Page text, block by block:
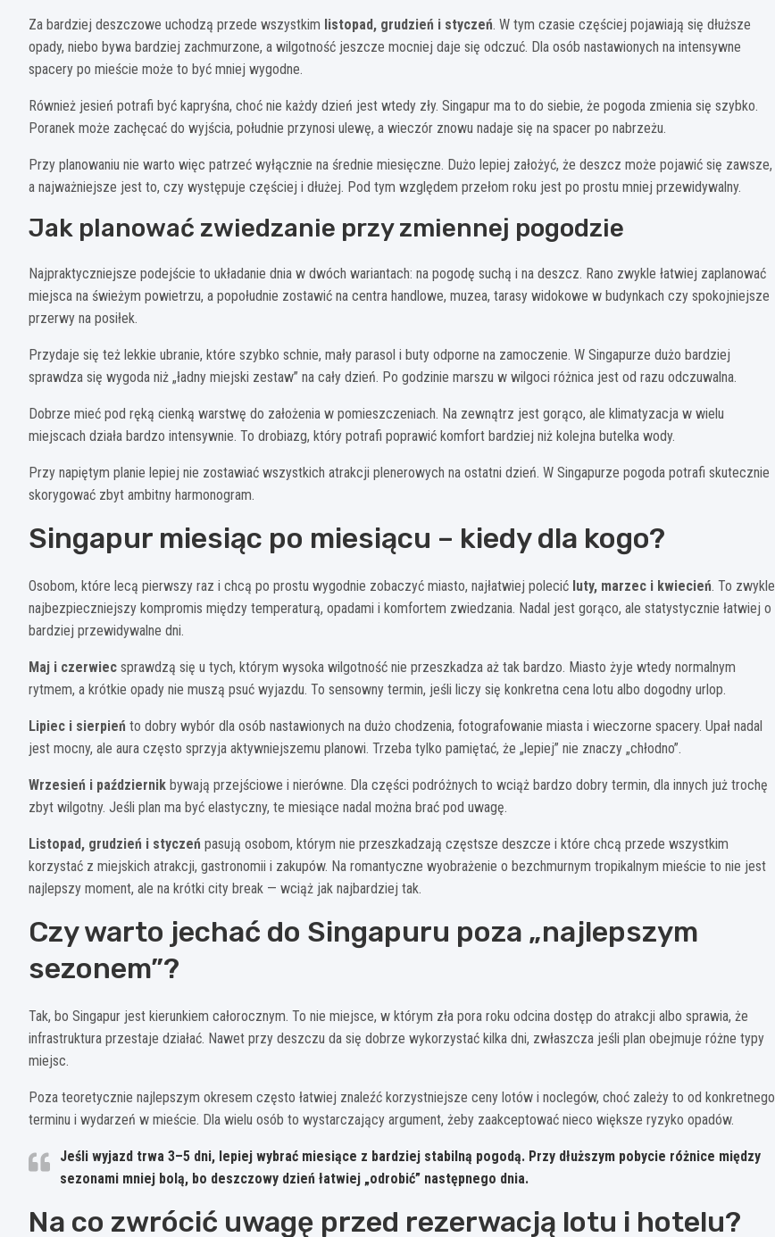
Za bardziej deszczowe uchodzą przede wszystkim listopad, grudzień i styczeń. W tym czasie częściej pojawiają się dłuższe
opady, niebo bywa bardziej zachmurzone, a wilgotność jeszcze mocniej daje się odczuć. Dla osób nastawionych na intensywne
spacery po mieście może to być mniej wygodne.
Również jesień potrafi być kapryśna, choć nie każdy dzień jest wtedy zły. Singapur ma to do siebie, że pogoda zmienia się szybko.
Poranek może zachęcać do wyjścia, południe przynosi ulewę, a wieczór znowu nadaje się na spacer po nabrzeżu.
Przy planowaniu nie warto więc patrzeć wyłącznie na średnie miesięczne. Dużo lepiej założyć, że deszcz może pojawić się zawsze,
a najważniejsze jest to, czy występuje częściej i dłużej. Pod tym względem przełom roku jest po prostu mniej przewidywalny.
Jak planować zwiedzanie przy zmiennej pogodzie
Najpraktyczniejsze podejście to układanie dnia w dwóch wariantach: na pogodę suchą i na deszcz. Rano zwykle łatwiej zaplanować
miejsca na świeżym powietrzu, a popołudnie zostawić na centra handlowe, muzea, tarasy widokowe w budynkach czy spokojniejsze
przerwy na posiłek.
Przydaje się też lekkie ubranie, które szybko schnie, mały parasol i buty odporne na zamoczenie. W Singapurze dużo bardziej
sprawdza się wygoda niż „ładny miejski zestaw” na cały dzień. Po godzinie marszu w wilgoci różnica jest od razu odczuwalna.
Dobrze mieć pod ręką cienką warstwę do założenia w pomieszczeniach. Na zewnątrz jest gorąco, ale klimatyzacja w wielu
miejscach działa bardzo intensywnie. To drobiazg, który potrafi poprawić komfort bardziej niż kolejna butelka wody.
Przy napiętym planie lepiej nie zostawiać wszystkich atrakcji plenerowych na ostatni dzień. W Singapurze pogoda potrafi skutecznie
skorygować zbyt ambitny harmonogram.
Singapur miesiąc po miesiącu – kiedy dla kogo?
Osobom, które lecą pierwszy raz i chcą po prostu wygodnie zobaczyć miasto, najłatwiej polecić luty, marzec i kwiecień. To zwykle
najbezpieczniejszy kompromis między temperaturą, opadami i komfortem zwiedzania. Nadal jest gorąco, ale statystycznie łatwiej o
bardziej przewidywalne dni.
Maj i czerwiec sprawdzą się u tych, którym wysoka wilgotność nie przeszkadza aż tak bardzo. Miasto żyje wtedy normalnym
rytmem, a krótkie opady nie muszą psuć wyjazdu. To sensowny termin, jeśli liczy się konkretna cena lotu albo dogodny urlop.
Lipiec i sierpień to dobry wybór dla osób nastawionych na dużo chodzenia, fotografowanie miasta i wieczorne spacery. Upał nadal
jest mocny, ale aura często sprzyja aktywniejszemu planowi. Trzeba tylko pamiętać, że „lepiej” nie znaczy „chłodno”.
Wrzesień i październik bywają przejściowe i nierówne. Dla części podróżnych to wciąż bardzo dobry termin, dla innych już trochę
zbyt wilgotny. Jeśli plan ma być elastyczny, te miesiące nadal można brać pod uwagę.
Listopad, grudzień i styczeń pasują osobom, którym nie przeszkadzają częstsze deszcze i które chcą przede wszystkim
korzystać z miejskich atrakcji, gastronomii i zakupów. Na romantyczne wyobrażenie o bezchmurnym tropikalnym mieście to nie jest
najlepszy moment, ale na krótki city break — wciąż jak najbardziej tak.
Czy warto jechać do Singapuru poza „najlepszym
sezonem”?
Tak, bo Singapur jest kierunkiem całorocznym. To nie miejsce, w którym zła pora roku odcina dostęp do atrakcji albo sprawia, że
infrastruktura przestaje działać. Nawet przy deszczu da się dobrze wykorzystać kilka dni, zwłaszcza jeśli plan obejmuje różne typy
miejsc.
Poza teoretycznie najlepszym okresem często łatwiej znaleźć korzystniejsze ceny lotów i noclegów, choć zależy to od konkretnego
terminu i wydarzeń w mieście. Dla wielu osób to wystarczający argument, żeby zaakceptować nieco większe ryzyko opadów.
Jeśli wyjazd trwa 3–5 dni, lepiej wybrać miesiące z bardziej stabilną pogodą. Przy dłuższym pobycie różnice między
sezonami mniej bolą, bo deszczowy dzień łatwiej „odrobić” następnego dnia.
Na co zwrócić uwagę przed rezerwacją lotu i hotelu?